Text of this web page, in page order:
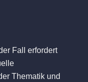
Fall erfordert
Thematik und